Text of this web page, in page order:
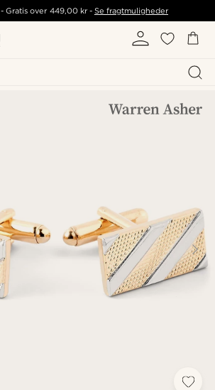
- Gratis over 449,00 kr- Se fragtmuligheder